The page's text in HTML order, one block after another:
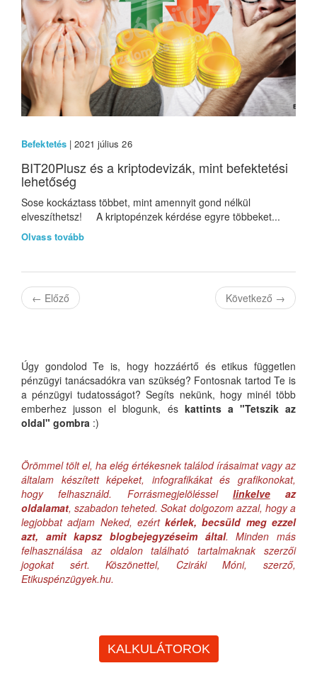
Befektetés | 2021 július 26
BIT20Plusz és a kriptodevizák, mint befektetési
lehetőség
Sose kockáztass többet, mint amennyit gond nélkül
elveszíthetsz! A kriptopénzek kérdése egyre többeket...
Olvass tovább
← Előző Következő →
Úgy gondolod Te is, hogy hozzáértő és etikus független
pénzügyi tanácsadókra van szükség? Fontosnak tartod Te is
a pénzügyi tudatosságot? Segíts nekünk, hogy minél több
emberhez jusson el blogunk, és kattints a "Tetszik az
oldal" gombra :)
Örömmel tölt el, ha elég értékesnek találod írásaimat vagy az
általam készített képeket, infografikákat és grafikonokat,
hogy felhasználd. Forrásmegjelöléssel linkelveaz
oldalamat, szabadon teheted. Sokat dolgozom azzal, hogy a
legjobbat adjam Neked, ezértkérlek, becsüld meg ezzel
azt, amit kapsz blogbejegyzéseim által. Minden más
felhasználása az oldalon található tartalmaknak szerzői
jogokat sért. Köszönettel, Cziráki Móni, szerző,
Etikuspénzügyek.hu.
KALKULÁTOROK